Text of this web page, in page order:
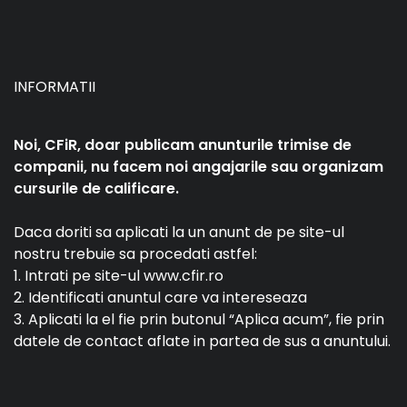
INFORMATII
Noi, CFiR, doar publicam anunturile trimise de
companii, nu facem noi angajarile sau organizam
cursurile de calificare.
Daca doriti sa aplicati la un anunt de pe site-ul
nostru trebuie sa procedati astfel:
1. Intrati pe site-ul www.cfir.ro
2. Identificati anuntul care va intereseaza
3. Aplicati la el fie prin butonul “Aplica acum”, fie prin
datele de contact aflate in partea de sus a anuntului.